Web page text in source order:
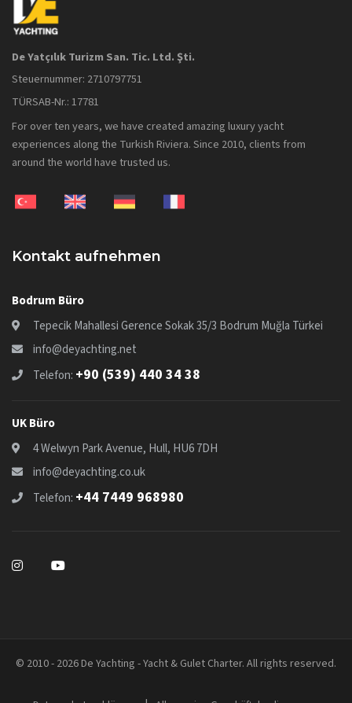
De Yatçılık Turizm San. Tic. Ltd. Şti.
Steuernummer: 2710797751
TÜRSAB-Nr.: 17781
For over ten years, we have created amazing luxury yacht
experiences along the Turkish Riviera. Since 2010, clients from
around the world have trusted us.
Kontakt aufnehmen
Bodrum Büro
Tepecik Mahallesi Gerence Sokak 35/3 Bodrum Muğla Türkei
info@deyachting.net
Telefon: +90 (539) 440 34 38
UK Büro
4 Welwyn Park Avenue, Hull, HU6 7DH
info@deyachting.co.uk
Telefon: +44 7449 968980
© 2010 - 2026 De Yachting - Yacht & Gulet Charter. All rights reserved.